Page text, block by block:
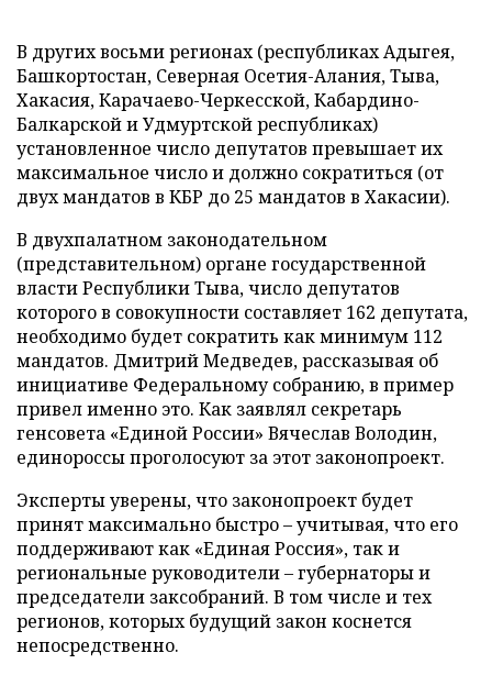
В других восьми регионах (республиках Адыгея,
Башкортостан, Северная Осетия-Алания, Тыва,
Хакасия, Карачаево-Черкесской, Кабардино-
Балкарской и Удмуртской республиках)
установленное число депутатов превышает их
максимальное число и должно сократиться (от
двух мандатов в КБР до 25 мандатов в Хакасии).
В двухпалатном законодательном
(представительном) органе государственной
власти Республики Тыва, число депутатов
которого в совокупности составляет 162 депутата,
необходимо будет сократить как минимум 112
мандатов. Дмитрий Медведев, рассказывая об
инициативе Федеральному собранию, в пример
привел именно это. Как заявлял секретарь
генсовета «Единой России» Вячеслав Володин,
единороссы проголосуют за этот законопроект.
Эксперты уверены, что законопроект будет
принят максимально быстро – учитывая, что его
поддерживают как «Единая Россия», так и
региональные руководители – губернаторы и
председатели заксобраний. В том числе и тех
регионов, которых будущий закон коснется
непосредственно.